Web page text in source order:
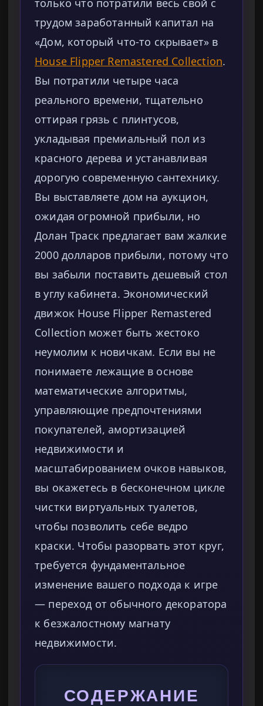
только что потратили весь свой с
трудом заработанный капитал на
«Дом, который что-то скрывает» в
House Flipper Remastered Collection.
Вы потратили четыре часа
реального времени, тщательно
оттирая грязь с плинтусов,
укладывая премиальный пол из
красного дерева и устанавливая
дорогую современную сантехнику.
Вы выставляете дом на аукцион,
ожидая огромной прибыли, но
Долан Траск предлагает вам жалкие
2000 долларов прибыли, потому что
вы забыли поставить дешевый стол
в углу кабинета. Экономический
движок House Flipper Remastered
Collection может быть жестоко
неумолим к новичкам. Если вы не
понимаете лежащие в основе
математические алгоритмы,
управляющие предпочтениями
покупателей, амортизацией
недвижимости и
масштабированием очков навыков,
вы окажетесь в бесконечном цикле
чистки виртуальных туалетов,
чтобы позволить себе ведро
краски. Чтобы разорвать этот круг,
требуется фундаментальное
изменение вашего подхода к игре
— переход от обычного декоратора
к безжалостному магнату
недвижимости.
СОДЕРЖАНИЕ